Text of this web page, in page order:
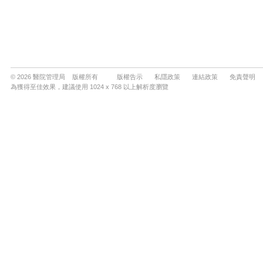
© 2026 醫院管理局 版權所有 版權告示 私隱政策 連結政策
免責聲明
為獲得至佳效果，建議使用 1024 x 768 以上解析度瀏覽